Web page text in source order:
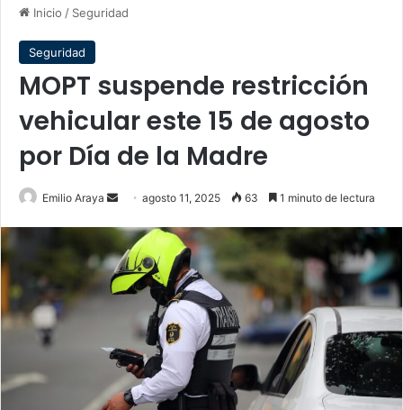
Inicio / Seguridad
Seguridad
MOPT suspende restricción
vehicular este 15 de agosto
por Día de la Madre
Emilio Araya
Send
email
agosto 11, 2025 63 1 minuto de lectura